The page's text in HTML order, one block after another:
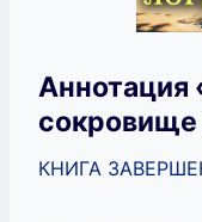
Аннотация
сокровище
КНИГА